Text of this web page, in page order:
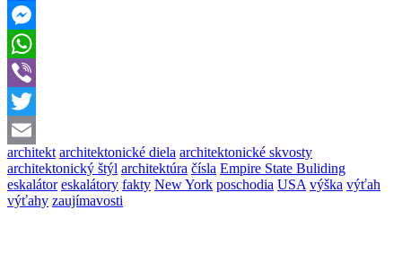
Facebook
Messenger
WhatsApp
Viber
Twitter
Email
architekt architektonické diela architektonické skvosty
architektonický štýl architektúra čísla Empire State Buliding
eskalátor eskalátory fakty New York poschodia USA výška výťah
výťahy zaujímavosti